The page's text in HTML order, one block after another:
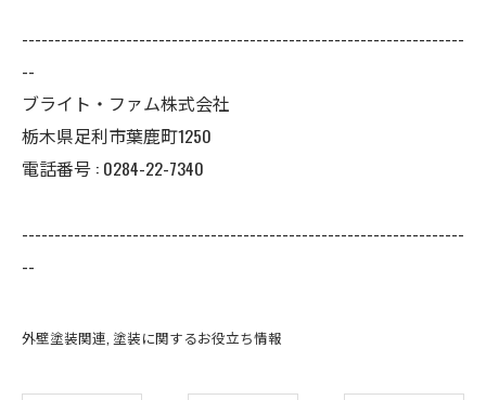
--------------------------------------------------------------------
--
ブライト・ファム株式会社
栃木県足利市葉鹿町1250
電話番号 : 0284-22-7340
--------------------------------------------------------------------
--
外壁塗装関連 塗装に関するお役立ち情報